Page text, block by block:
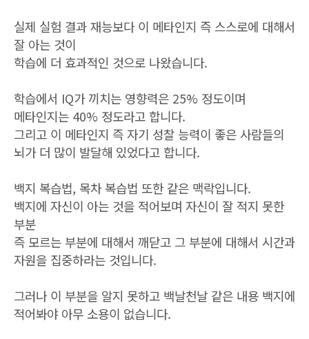
실제 실험 결과 재능보다 이 메타인지 즉 스스로에 대해서
잘 아는 것이
학습에 더 효과적인 것으로 나왔습니다.
학습에서 IQ가 끼치는 영향력은 25% 정도이며
메타인지는 40% 정도라고 합니다.
그리고 이 메타인지 즉 자기 성찰 능력이 좋은 사람들의
뇌가 더 많이 발달해 있었다고 합니다.
백지 복습법, 목차 복습법 또한 같은 맥락입니다.
백지에 자신이 아는 것을 적어보며 자신이 잘 적지 못한
부분
즉 모르는 부분에 대해서 깨닫고 그 부분에 대해서 시간과
자원을 집중하라는 것입니다.
그러나 이 부분을 알지 못하고 백날천날 같은 내용 백지에
적어봐야 아무 소용이 없습니다.